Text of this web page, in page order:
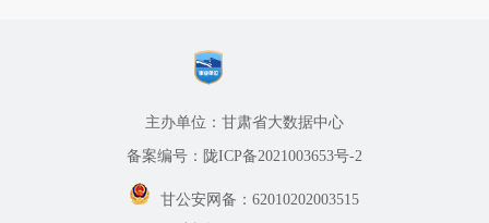
主办单位：甘肃省大数据中心
备案编号：陇ICP备2021003653号-2
甘公安网备：62010202003515